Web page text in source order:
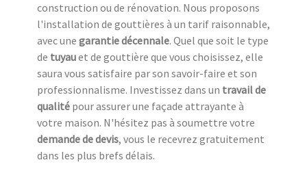
construction ou de rénovation. Nous proposons
l'installation de gouttières à un tarif raisonnable,
avec une garantie décennale. Quel que soit le type
de tuyauet de gouttière que vous choisissez, elle
saura vous satisfaire par son savoir-faire et son
professionnalisme. Investissez dans un travail de
qualité pour assurer une façade attrayante à
votre maison. N'hésitez pas à soumettre votre
demande de devis, vous le recevrez gratuitement
dans les plus brefs délais.